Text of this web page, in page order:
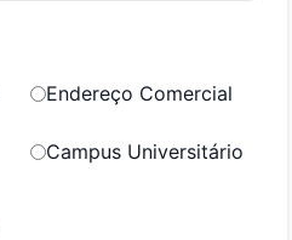
Endereço Comercial
Campus Universitário